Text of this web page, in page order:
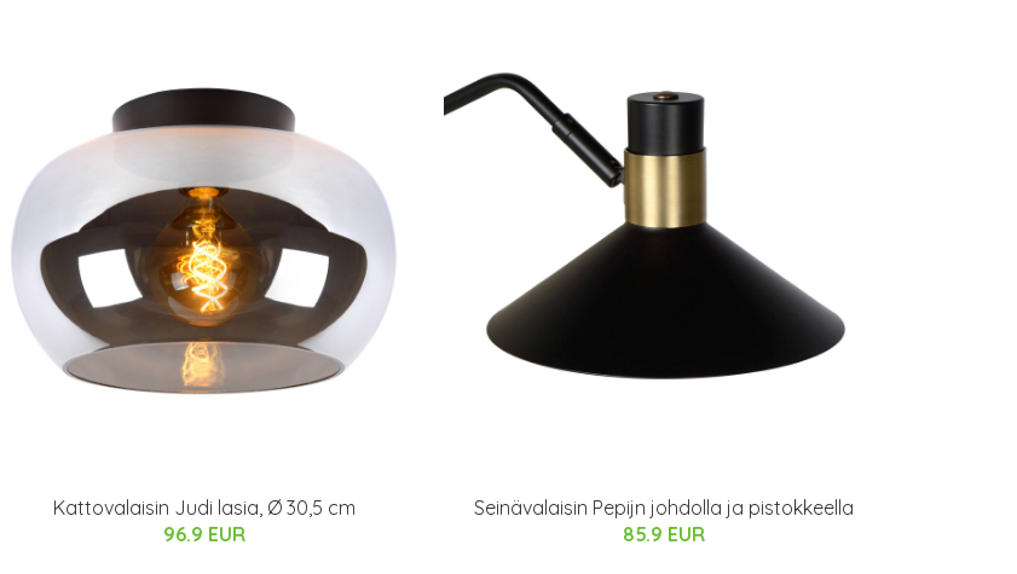
Kattovalaisin Judi lasia, Ø 30,5 cm
96.9 EUR
Seinävalaisin Pepijn johdolla ja pistokkeella
85.9 EUR